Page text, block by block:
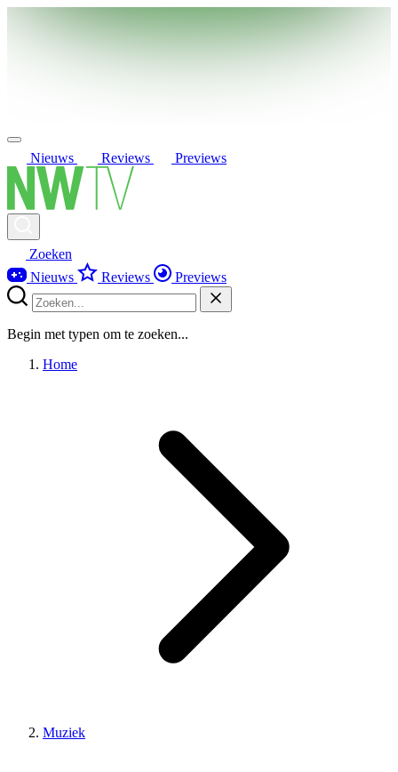
Nieuws Reviews Previews
Zoeken
Nieuws
Reviews Previews
Begin met typen om te zoeken...
Home
Muziek